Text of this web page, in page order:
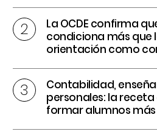
La OCDE confirma
condiciona más que
orientación como
Contabilidad,
personales: la
formar alumnos